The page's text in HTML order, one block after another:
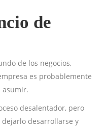
de
de los negocios,
es probablemente
asumir.
desalentador, pero
desarrollarse y